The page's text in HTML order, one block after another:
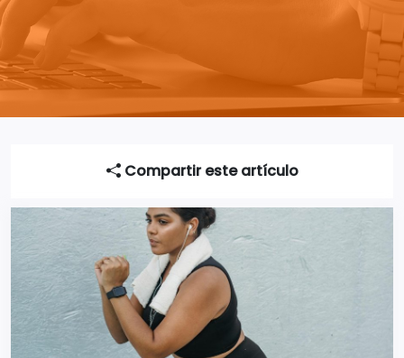
Compartir este artículo